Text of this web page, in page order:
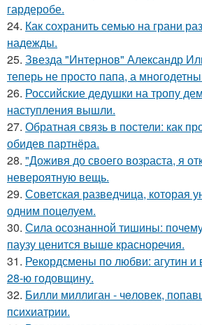
гардеробе.
24. Как сохранить семью на грани
надежды.
25. Звезда "Интернов" Александр
теперь не просто папа, а
26. Российские дедушки на тропу
наступления вышли.
27. Обратная связь в постели: как
обидев партнёра.
28. "Доживя до своего возpаста, я
невероятную вещь.
29. Советская разведчица, которая
одним поцелуем.
30. Сила осознанной тишины:
паузу ценится выше красноречия.
31. Рекордсмены по любви: агутин и
28-ю годовщину.
32. Билли миллиган - чeловек,
психиатрии.